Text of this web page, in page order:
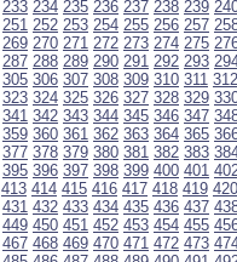
233 234 235 236 237 238 239
251 252 253 254 255 256 257
269 270 271 272 273 274 275
287 288 289 290 291 292 293
305 306 307 308 309 310 311 312
323 324 325 326 327 328 329
341 342 343 344 345 346 347
359 360 361 362 363 364 365
377 378 379 380 381 382 383
395 396 397 398 399 400 401
413 414 415 416 417 418 419 420
431 432 433 434 435 436 437
449 450 451 452 453 454 455
467 468 469 470 471 472 473